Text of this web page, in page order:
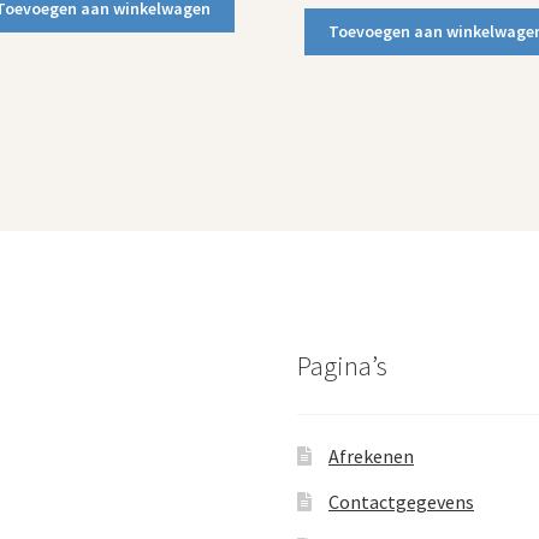
aan winkelwagen
was:
€8,00.
is:
€4,00.
Toevoegen aan
Pagina’s
Afrekenen
Contactgegevens